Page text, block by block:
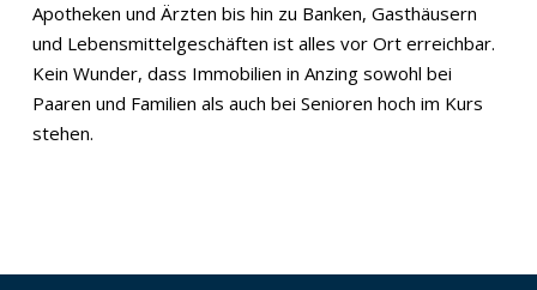
Apotheken und Ärzten bis hin zu Banken, Gasthäusern
und Lebensmittelgeschäften ist alles vor Ort erreichbar.
Kein Wunder, dass Immobilien in Anzing sowohl bei
Paaren und Familien als auch bei Senioren hoch im Kurs
stehen.